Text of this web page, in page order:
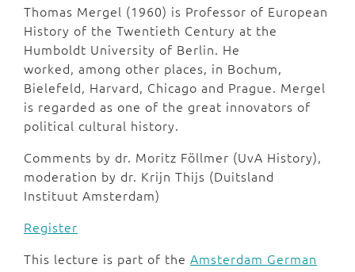
Thomas Mergel (1960) is Professor of European
History of the Twentieth Century at the
Humboldt University of Berlin. He
worked, among other places, in Bochum,
Bielefeld, Harvard, Chicago and Prague. Mergel
is regarded as one of the great innovators of
political cultural history.
Comments by dr. Moritz Föllmer (UvA History),
moderation by dr. Krijn Thijs (Duitsland
Instituut Amsterdam)
Register
This lecture is part of the Amsterdam German